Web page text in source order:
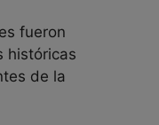
fueron
históricas
de la